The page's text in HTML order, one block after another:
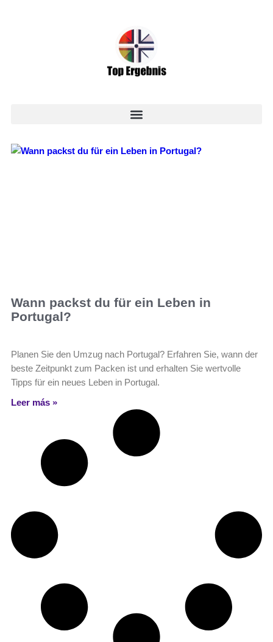
Wann packst du für ein Leben in
Portugal?
Planen Sie den Umzug nach Portugal? Erfahren Sie, wann der
beste Zeitpunkt zum Packen ist und erhalten Sie wertvolle
Tipps für ein neues Leben in Portugal.
Leer más »